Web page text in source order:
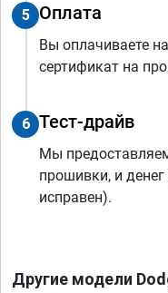
5 Оплата
Вы оплачиваете
сертификат на
6 Тест-драйв
Мы
прошивки, и
исправен).
Другие модели